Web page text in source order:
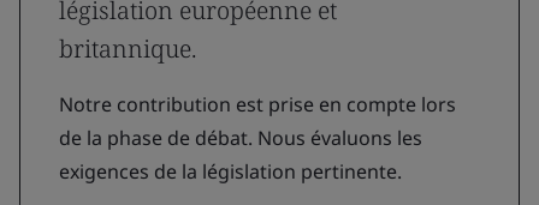
législation européenne et
britannique.
Notre contribution est prise en compte lors
de la phase de débat. Nous évaluons les
exigences de la législation pertinente.